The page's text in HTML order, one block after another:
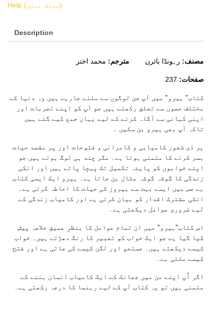
Help (سیلف ہیلپ)
Description
مصنف: رہونڈا بائرن مترجم: محمد اختر
صفحات:
کتاب” ہیرو” میں آپ جن لوگوں سے ملنے جارہے ہیں وہ دنیا کے
مختلف حصوں سے تعلق رکھتے ہیں جو آپ کو اپنے تجربات اور
اپنی کہانی سے آگاہ کرنے کے لیے یہاں جمع کیے گئے ہیں
تاکہ آپ بھی ہیرو بن سکیں ۔
ہر ذٰی شعور کامیابی و کامرانی ، فتوحات اور پر مقصد حیات
بسر کرنے کا متمنی ہوتا ہے۔ مگر چند ہی لوگ ہوتے ہیں جو
اپنے خوابوں کو پایئہ تکمیل تک پہچا پاتے ہیں اور انکی
زندگی کا گوشہ گوشہ مثال بن جاتا ہے۔ ہیرو ایک ایسی کتاب
ہے جس میں ایسے بہت سے ہیروز کی حیات کا احاطہ کرتی ہے۔
انکی مشترک اقدار کو بیان کرتی ہے اور کامیاب زندگی کے
لیے ضروری عوامل دیکھتی ہے۔
اس کتاب”ہیرو” میں ان تمام عوامل کا بنظرِ عمیق خلاصہ پیش
کیا گیا ہے جو ایک خواب کو تعبیر کا رنگ دھڑتے ہیں۔ خواب
کیسے دیکھتے ہیں۔ جستجو اور لگن کیسے کی جاتی ہے اور فتح
کیسے ملتی ہے۔
اگر آُپ اپنے من میں جھانک کے ایک کامیاب انسان بننے کے
متمنی ہیں تو یہ کتاب آپ کے لیے رہنما کا درجہ رکھتی ہے۔